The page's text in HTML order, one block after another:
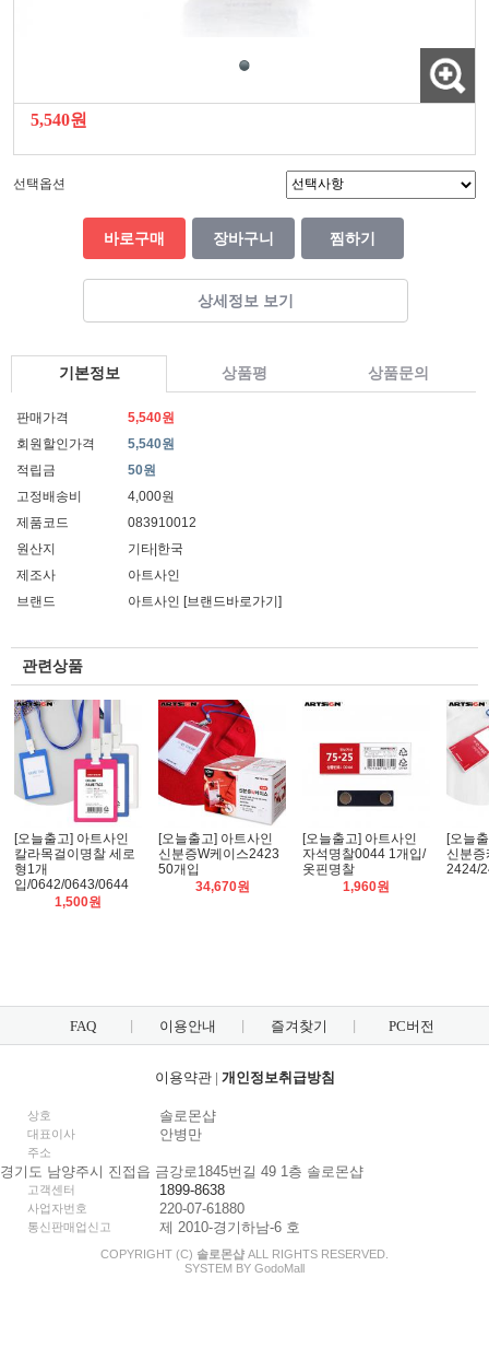
5,540원
선택옵션
바로구매 장바구니 찜하기
상세정보 보기
기본정보 상품평 상품문의
판매가격
5,540원
회원할인가격
5,540원
적립금
50원
고정배송비
4,000원
제품코드
083910012
원산지
기타|한국
제조사
아트사인
브랜드
아트사인 [브랜드바로가기]
관련상품
[오늘출고] 아트사인
칼라목걸이명찰 세로
형1개
입/0642/0643/0644
1,500원
[오늘출고] 아트사인
신분증W케이스2423
50개입
34,670원
[오늘출고] 아트사인
자석명찰0044 1개입/
옷핀명찰
1,960원
[오늘
신분증
2424/
FAQ 이용안내 즐겨찾기 PC버전
이용약관| 개인정보취급방침
상호 솔로몬샵
대표이사 안병만
주소
경기도 남양주시 진접읍 금강로1845번길 49 1층 솔로몬샵
고객센터 1899-8638
사업자번호 220-07-61880
통신판매업신고 제 2010-경기하남-6 호
COPYRIGHT (C) 솔로몬샵 ALL RIGHTS RESERVED.
SYSTEM BY GodoMall